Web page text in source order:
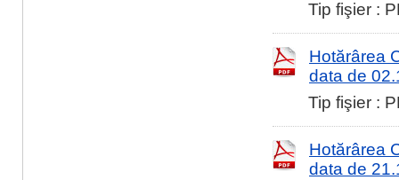
Tip fişier :
Hotărârea
data de
Tip fişier :
Hotărârea
data de